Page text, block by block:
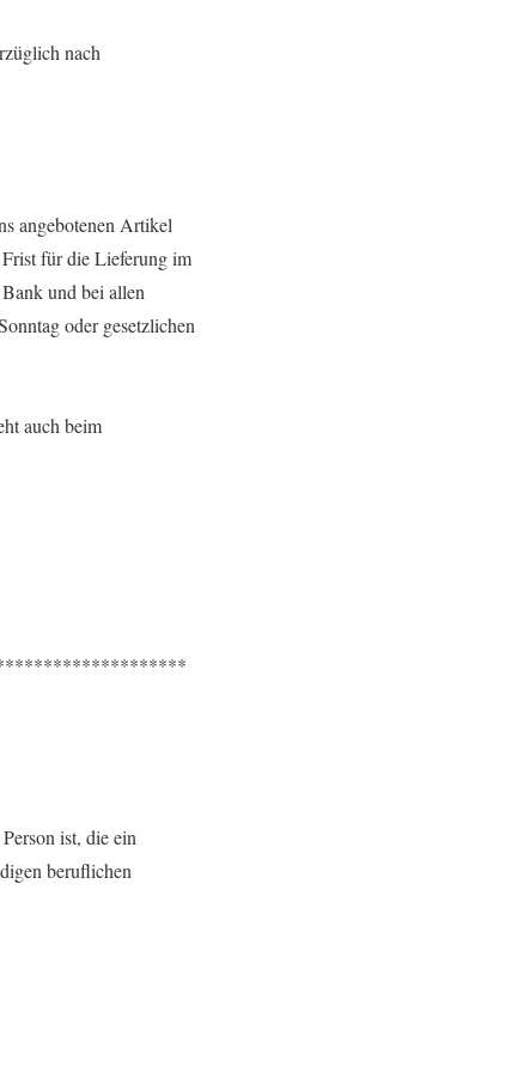
nach
angebotenen Artikel
für die Lieferung im
und bei allen
oder gesetzlichen
auch beim
ist, die ein
beruflichen